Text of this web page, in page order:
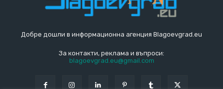
Добре дошли в информационна агенция Blagoevgrad.eu
За контакти, реклама и въпроси:
blagoevgrad.eu@gmail.com